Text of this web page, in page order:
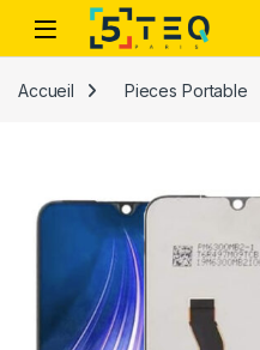
Passer à la navigation
Aller au contenu
Accueil Pieces Portable